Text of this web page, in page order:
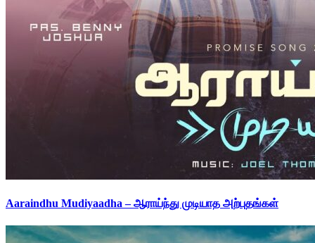
Aaraindhu Mudiyaadha – ஆராய்ந்து முடியாத அற்புதங்கள்